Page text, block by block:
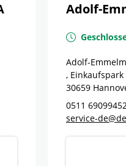
Adolf-
Adolf-
,
30659
0511
service-